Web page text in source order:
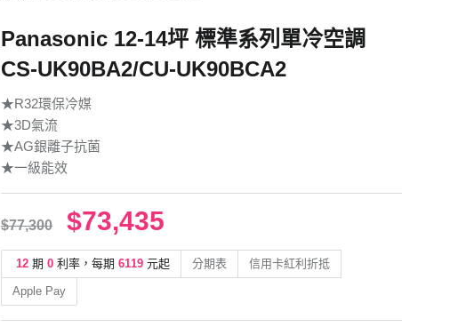
Panasonic 12-14坪 標準系列單冷空調
CS-UK90BA2/CU-UK90BCA2
★R32環保冷媒
★3D氣流
★AG銀離子抗菌
★一級能效
$77,300 $73,435
12 期 0 利率，每期 6119 元起 分期表 信用卡紅利折抵
Apple Pay